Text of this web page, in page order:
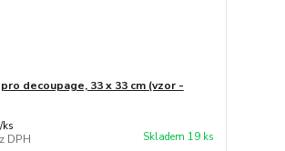
decoupage, 33 x 33 cm (vzor -
/ks
DPH Skladem 19 ks